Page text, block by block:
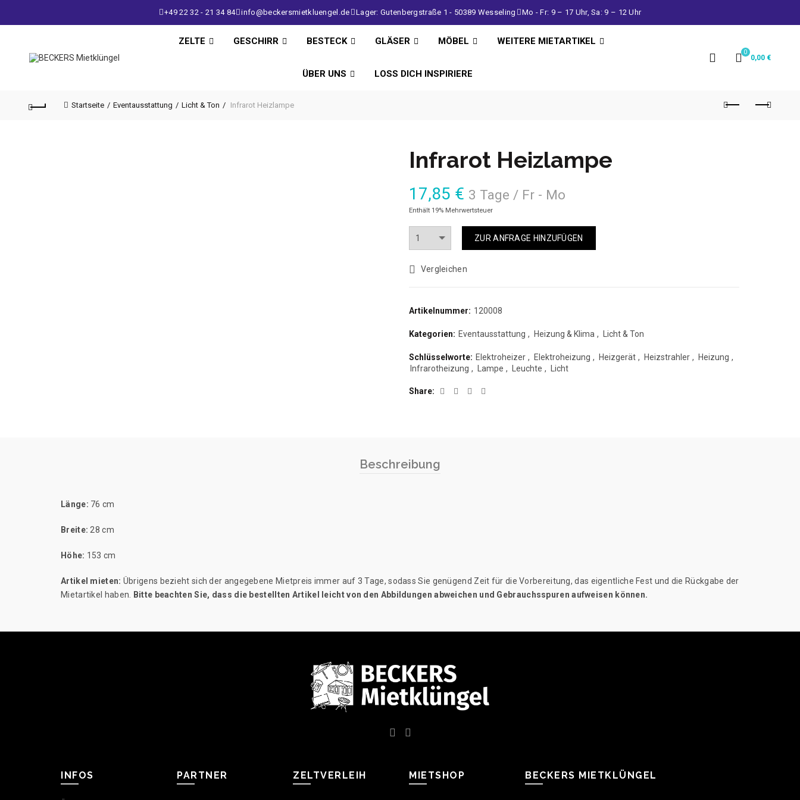
+49 22 32 - 21 34 84 info@beckersmietkluengel.de Lager: Gutenbergstraße 1 - 50389 Wesseling Mo - Fr: 9 – 17 Uhr, Sa: 9 – 12 Uhr
ZELTE GESCHIRR BESTECK GLÄSER MÖBEL WEITERE MIETARTIKEL
ÜBER UNS LOSS DICH INSPIRIERE
0
0,00 €
Startseite Eventausstattung Licht & Ton Infrarot Heizlampe
Infrarot Heizlampe
17,85 € 3 Tage / Fr - Mo
Enthält 19% Mehrwertsteuer
ZUR ANFRAGE HINZUFÜGEN
Vergleichen
Artikelnummer: 120008
Kategorien: Eventausstattung , Heizung & Klima , Licht & Ton
Schlüsselworte: Elektroheizer , Elektroheizung , Heizgerät , Heizstrahler , Heizung ,
Infrarotheizung , Lampe , Leuchte , Licht
Share
Beschreibung
Länge: 76 cm
Breite: 28 cm
Höhe: 153 cm
Artikel mieten: Übrigens bezieht sich der angegebene Mietpreis immer auf 3 Tage, sodass Sie genügend Zeit für die Vorbereitung, das eigentliche Fest und die Rückgabe der
Mietartikel haben.
Bitte beachten Sie, dass die bestellten Artikel leicht von den Abbildungen abweichen und Gebrauchsspuren aufweisen können.
INFOS PARTNER ZELTVERLEIH MIETSHOP BECKERS MIETKLÜNGEL